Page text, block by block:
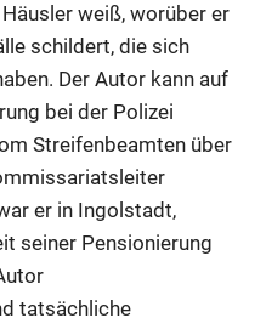
weiß, worüber er
schildert, die sich
Der Autor kann auf
bei der Polizei
Streifenbeamten über
er in Ingolstadt,
seiner Pensionierung
tatsächliche